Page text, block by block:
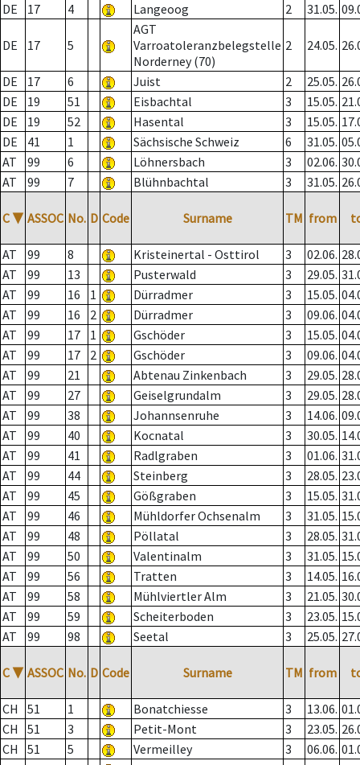
DE
17 4 Langeoog 2 31.05.
DE 17 5
AGT
Varroatoleranzbelegstelle
Norderney (70)
2 24.05.
DE 17 6 Juist 2 25.05.
DE
19 51 Eisbachtal 3 15.05.
DE
19 52 Hasental 3 15.05.
DE
41 1 Sächsische Schweiz 6 31.05.
AT
99 6 Löhnersbach 3 02.06.
AT
99 7 Blühnbachtal 3 31.05.
C ▼ ASSOC No. D Code Surname TM from
AT 99 8 Kristeinertal - Osttirol 3 02.06.
AT
99 13 Pusterwald 3 29.05.
AT
99 16 1 Dürradmer 3 15.05.
AT
99 16 2 Dürradmer 3 09.06.
AT
99 17 1 Gschöder 3 15.05.
AT
99 17 2 Gschöder 3 09.06.
AT
99 21 Abtenau Zinkenbach 3 29.05.
AT
99 27 Geiselgrundalm 3 29.05.
AT
99 38 Johannsenruhe 3 14.06.
AT
99 40 Kocnatal 3 30.05.
AT
99 41 Radlgraben 3 01.06.
AT
99 44 Steinberg 3 28.05.
AT
99 45 Gößgraben 3 15.05.
AT
99 46 Mühldorfer Ochsenalm 3 31.05.
AT
99 48 Pöllatal 3 28.05.
AT
99 50 Valentinalm 3 31.05.
AT
99 56 Tratten 3 14.05.
AT
99 58 Mühlviertler Alm 3 21.05.
AT
99 59 Scheiterboden 3 23.05.
AT
99 98 Seetal 3 25.05.
C ▼ ASSOC No. D Code Surname TM from
CH 51 1 Bonatchiesse 3 13.06.
CH
51 3 Petit-Mont 3 23.05.
CH
51 5 Vermeilley 3 06.06.